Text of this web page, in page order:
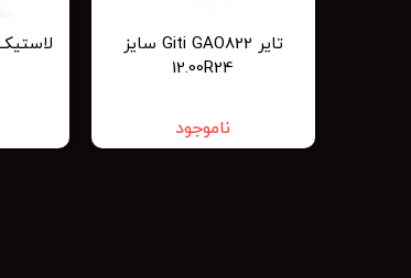
تایر Giti GAO822 سایز
12.00R24
ناموجود